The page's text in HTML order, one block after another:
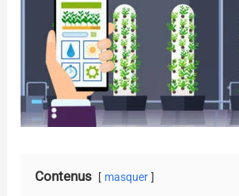
Contenus masquer